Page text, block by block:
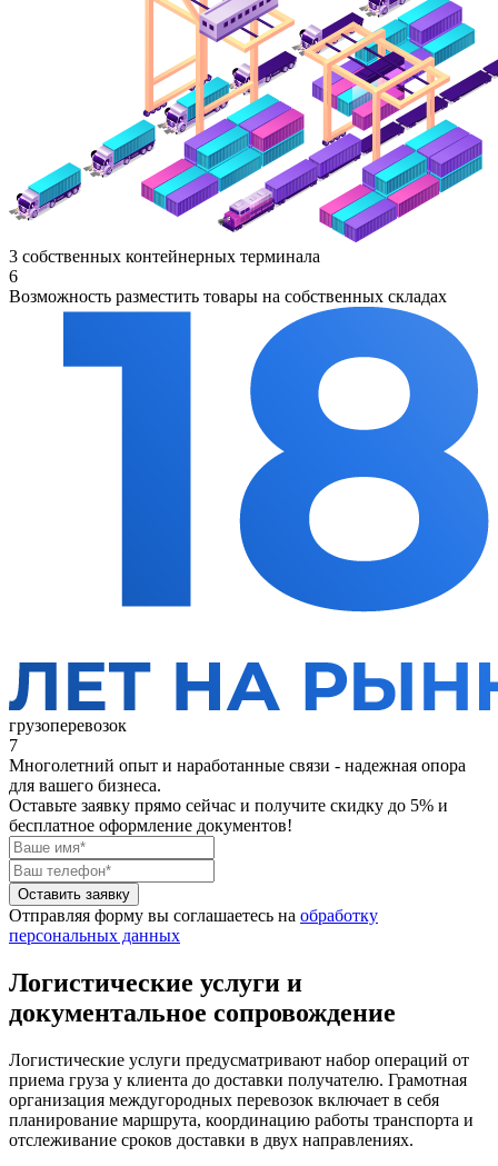
3 собственных контейнерных терминала
6
Возможность разместить товары на собственных складах
грузоперевозок
7
Многолетний опыт и наработанные связи - надежная опора
для вашего бизнеса.
Оставьте заявку прямо сейчас и получите скидку до 5% и
бесплатное оформление документов!
Оставить заявку
Отправляя форму вы соглашаетесь на обработку
персональных данных
Логистические услуги и
документальное сопровождение
Логистические услуги предусматривают набор операций от
приема груза у клиента до доставки получателю. Грамотная
организация междугородных перевозок включает в себя
планирование маршрута, координацию работы транспорта и
отслеживание сроков доставки в двух направлениях.